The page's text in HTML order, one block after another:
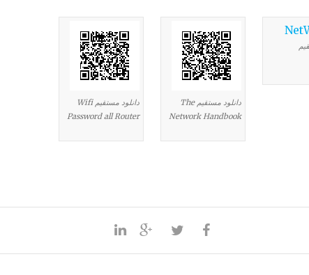
دانلود مستقیم The
Network Handbook
دانلود مستقیم Wifi
Password all Router